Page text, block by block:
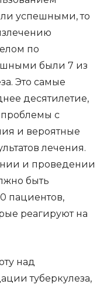
успешными, то
по
были 7 из
Это самые
десятилетие,
проблемы с
и вероятные
лечения.
и проведении
быть
пациентов,
реагируют на
над
туберкулеза,